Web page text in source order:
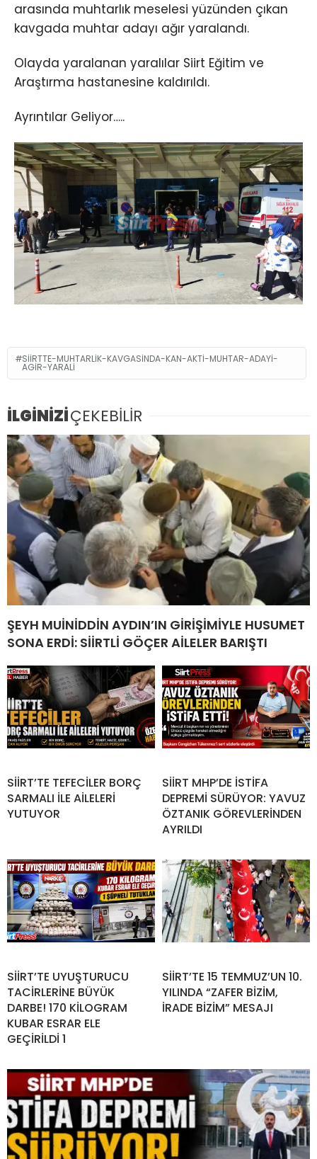
arasında muhtarlık meselesi yüzünden çıkan
kavgada muhtar adayı ağır yaralandı.
Olayda yaralanan yaralılar Siirt Eğitim ve
Araştırma hastanesine kaldırıldı.
Ayrıntılar Geliyor…..
SIIRTTE-MUHTARLIK-KAVGASINDA-KAN-AKTI-MUHTAR-ADAYI-
AGIR-YARALI
İLGİNİZİÇEKEBİLİR
ŞEYH MUİNİDDİN AYDIN’IN GİRİŞİMİYLE HUSUMET
SONA ERDİ: SİİRTLİ GÖÇER AİLELER BARIŞTI
SİİRT’TE TEFECİLER BORÇ
SARMALI İLE AİLELERİ
YUTUYOR
SİİRT MHP’DE İSTİFA
DEPREMİ SÜRÜYOR: YAVUZ
ÖZTANIK GÖREVLERİNDEN
AYRILDI
SİİRT’TE UYUŞTURUCU
TACİRLERİNE BÜYÜK
DARBE! 170 KİLOGRAM
KUBAR ESRAR ELE
GEÇİRİLDİ 1
SİİRT’TE 15 TEMMUZ’UN 10.
YILINDA “ZAFER BİZİM,
İRADE BİZİM” MESAJI